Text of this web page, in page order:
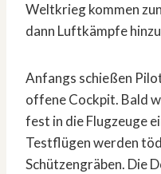
Weltkrieg kommen
dann Luftkämpfe
Anfangs schießen
offene Cockpit. Bald
fest in die Flugzeuge
Testflügen werden
Schützengräben. Die